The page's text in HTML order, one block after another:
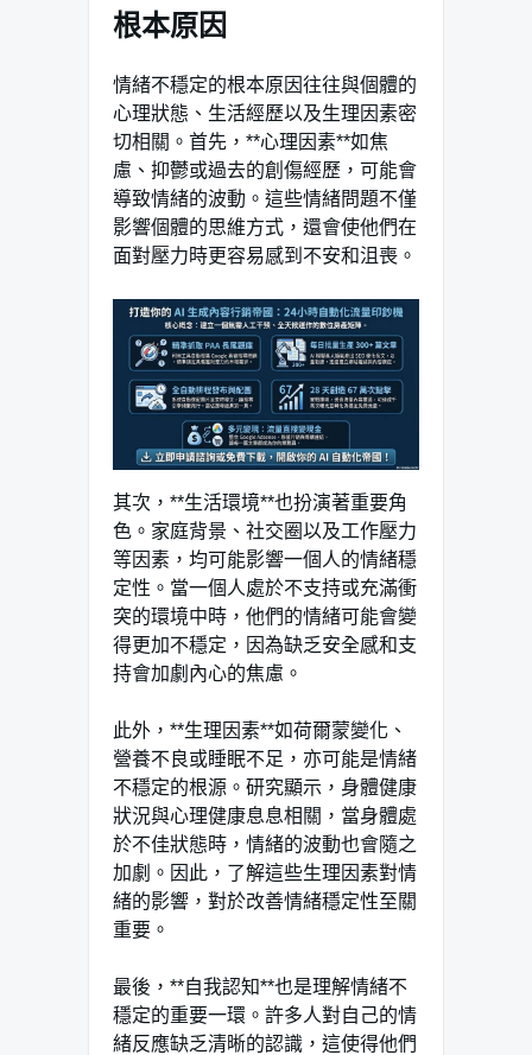
根本原因
情緒不穩定的根本原因往往與個體的
心理狀態、生活經歷以及生理因素密
切相關。首先，**心理因素**如焦
慮、抑鬱或過去的創傷經歷，可能會
導致情緒的波動。這些情緒問題不僅
影響個體的思維方式，還會使他們在
面對壓力時更容易感到不安和沮喪。
其次，**生活環境**也扮演著重要角
色。家庭背景、社交圈以及工作壓力
等因素，均可能影響一個人的情緒穩
定性。當一個人處於不支持或充滿衝
突的環境中時，他們的情緒可能會變
得更加不穩定，因為缺乏安全感和支
持會加劇內心的焦慮。
此外，**生理因素**如荷爾蒙變化、
營養不良或睡眠不足，亦可能是情緒
不穩定的根源。研究顯示，身體健康
狀況與心理健康息息相關，當身體處
於不佳狀態時，情緒的波動也會隨之
加劇。因此，了解這些生理因素對情
緒的影響，對於改善情緒穩定性至關
重要。
最後，**自我認知**也是理解情緒不
穩定的重要一環。許多人對自己的情
緒反應缺乏清晰的認識，這使得他們